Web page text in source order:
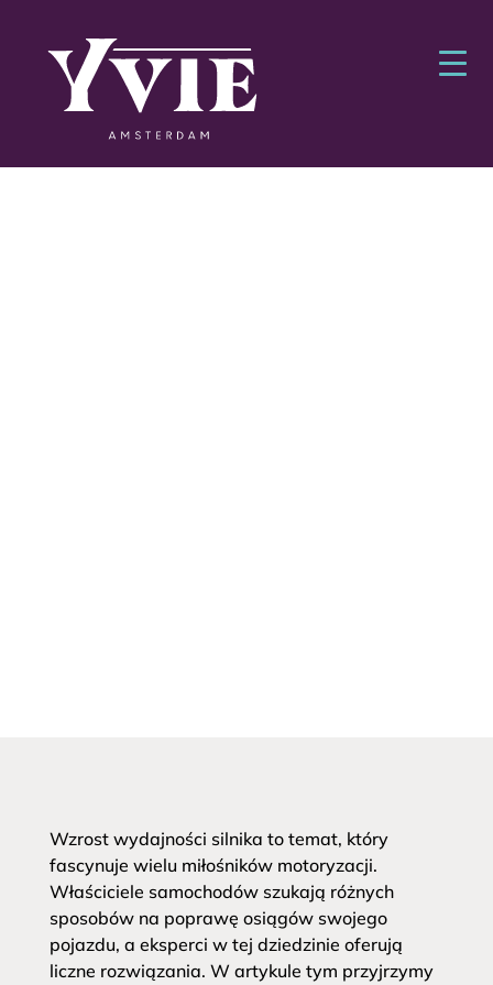
Wzrost wydajności silnika to temat, który
fascynuje wielu miłośników motoryzacji.
Właściciele samochodów szukają różnych
sposobów na poprawę osiągów swojego
pojazdu, a eksperci w tej dziedzinie oferują
liczne rozwiązania. W artykule tym przyjrzymy